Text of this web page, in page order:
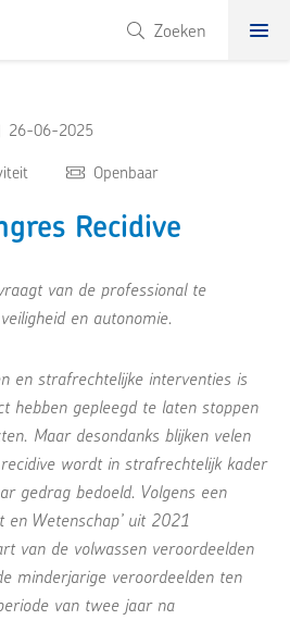
Zoeken
26-06-2025
Openbaar
Recidive
van de professional te
en autonomie.
en strafrechtelijke interventies is
hebben gepleegd te laten stoppen
Maar desondanks blijken velen
wordt in strafrechtelijk kader
gedrag bedoeld. Volgens een
en Wetenschap’ uit 2021
van de volwassen veroordeelden
minderjarige veroordeelden ten
van twee jaar na